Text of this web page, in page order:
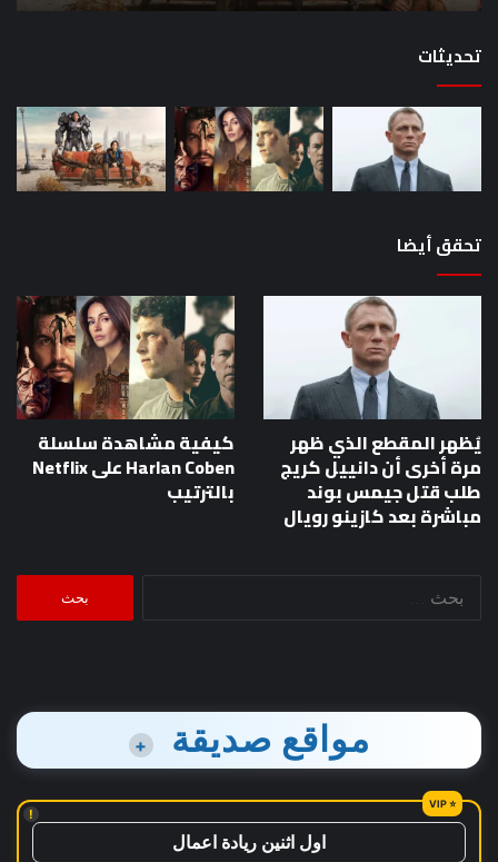
القصص
تحديثات
تحقق أيضا
يُظهر المقطع الذي ظهر
مرة أخرى أن دانييل كريج
طلب قتل جيمس بوند
مباشرة بعد كازينو رويال
كيفية مشاهدة سلسلة
Harlan Coben على Netflix
بالترتيب
البحث
مواقع صديقة +
!
اول اثنين ريادة اعمال